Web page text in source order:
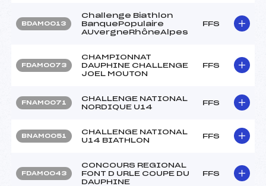
BDAM0013
Challenge Biathlon
BanquePopulaire
AUvergneRhôneAlpes
FFS
FDAM0073
CHAMPIONNAT
DAUPHINE CHALLENGE
JOEL MOUTON
FFS
FNAM0071
CHALLENGE NATIONAL
NORDIQUE U14
FFS
BNAM0051
CHALLENGE NATIONAL
U14 BIATHLON
FFS
FDAM0043
CONCOURS REGIONAL
FONT D URLE COUPE DU
DAUPHINE
FFS